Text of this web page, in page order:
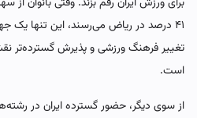
۴۱ درصد در ریاض می‌رسند، این تنها یک
تغییر فرهنگ ورزشی و پذیرش گسترده‌تر
است.